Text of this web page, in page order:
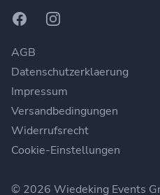
FacebookInstagram
AGB
Datenschutzerklaerung
Impressum
Versandbedingungen
Widerrufsrecht
Cookie-Einstellungen
© 2026 Wiedeking Events